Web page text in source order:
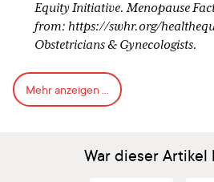
Equity Initiative. Menopause
from: https://swhr.org/
Obstetricians & Gynecologists.
Perimenopausal Bleeding and
FAQ162. October 2020. https://
health/faqs/perimenopausal-
Harlow SD, Gass M, Hall JE, et
Mehr anzeigen ...
War dieser Artikel